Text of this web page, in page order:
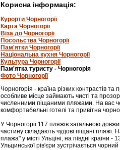
Корисна інформація:
Курорти Чорногорії
Карта Чорногорії
Віза до Чорногорії
Посольства Чорногорії
Пам'ятки Чорногорії
Національна кухня Чорногорії
Культура Чорногорії
Пам'ятка туристу - Чорногорія
Фото Чорногорії
Чорногорія - країна різких контрастів
особливе місце займають чисті та
численними піщаними пляжами. На вас
комфортабельні готелі та привітна
У Чорногорії 117 пляжів загальною
частину складають чудові піщані пляжі.
плажа" у місті Ульціні, на півдні країни
Ульцинської рів'єри зустрічається чорний